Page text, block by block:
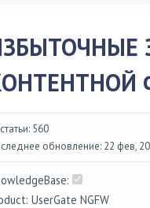
560
обновление: 22 фев,
UserGate NGFW